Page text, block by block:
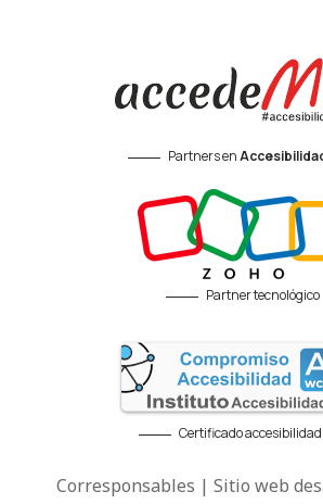
Partners en
Partner tecnológico
Certificado
Corresponsables | Sitio web